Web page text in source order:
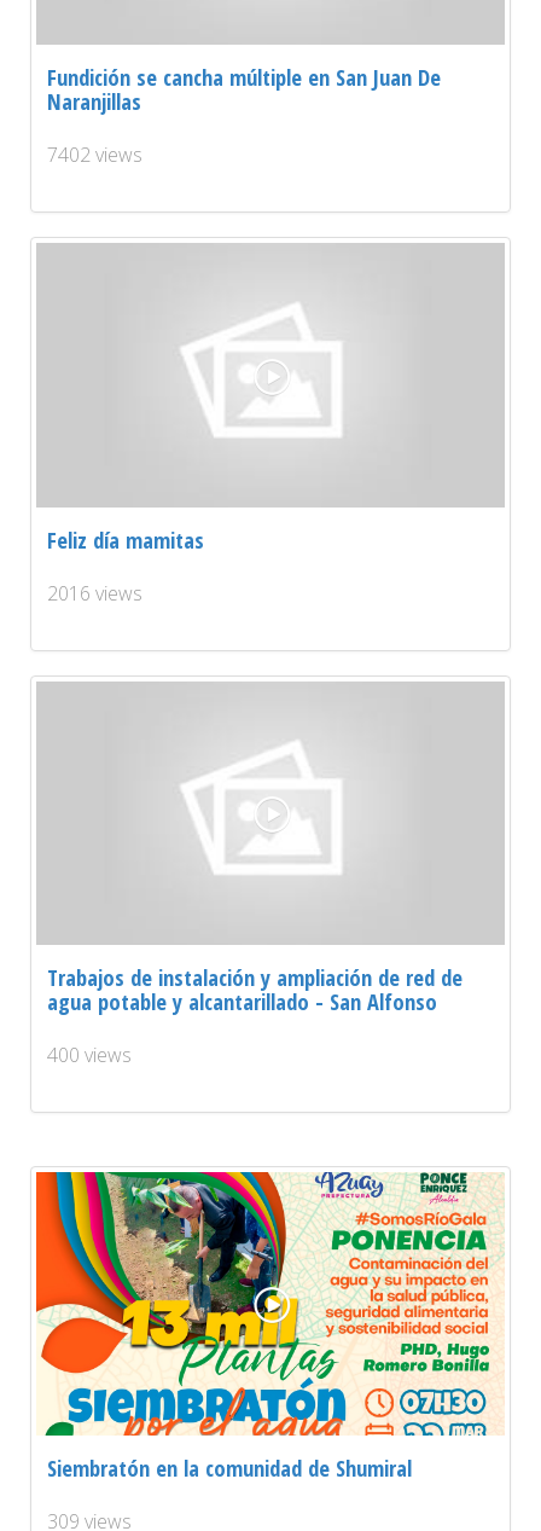
Fundición se cancha múltiple en San Juan De
Naranjillas
7402 views
Feliz día mamitas
2016 views
Trabajos de instalación y ampliación de red de
agua potable y alcantarillado - San Alfonso
400 views
Siembratón en la comunidad de Shumiral
309 views